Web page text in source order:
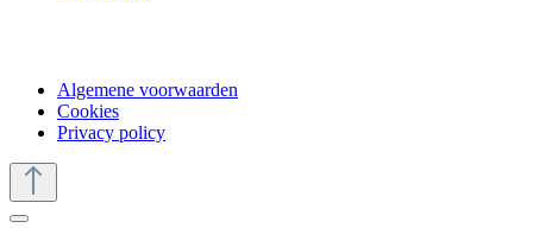
Algemene voorwaarden
Cookies
Privacy policy